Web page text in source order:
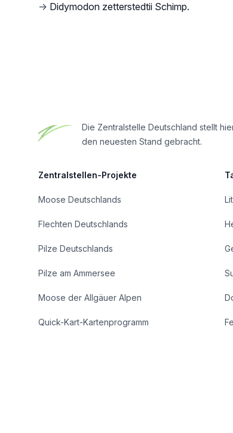
→ Didymodon zetterstedtii Schimp.
Die Zentralstelle Deutschland stellt
den neuesten Stand gebracht.
Zentralstellen-Projekte
Moose Deutschlands
Flechten Deutschlands
Pilze Deutschlands
Pilze am Ammersee
Moose der Allgäuer Alpen
Quick-Kart-Kartenprogramm